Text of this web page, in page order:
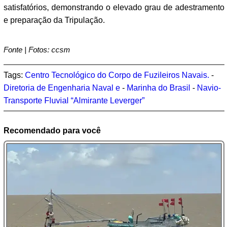
satisfatórios, demonstrando o elevado grau de adestramento
e preparação da Tripulação.
Fonte | Fotos: ccsm
Tags: Centro Tecnológico do Corpo de Fuzileiros Navais. -
Diretoria de Engenharia Naval e - Marinha do Brasil - Navio-
Transporte Fluvial “Almirante Leverger”
Recomendado para você